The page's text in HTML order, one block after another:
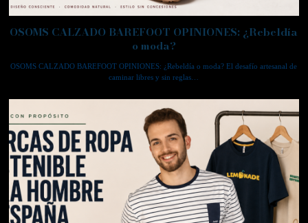
OSOMS CALZADO BAREFOOT OPINIONES: ¿Rebeldía
o moda?
OSOMS CALZADO BAREFOOT OPINIONES: ¿Rebeldía o moda? El desafío artesanal de
caminar libres y sin reglas…